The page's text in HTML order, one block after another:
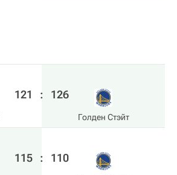
121 : 126
Голден Стэйт
115 : 110